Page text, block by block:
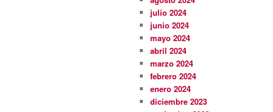
julio 2024
junio 2024
mayo 2024
abril 2024
marzo 2024
febrero 2024
enero 2024
diciembre 2023